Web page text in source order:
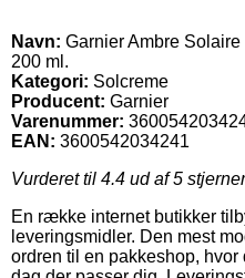
Navn: Garnier Ambre
200 ml.
Kategori: Solcreme
Producent: Garnier
Varenummer:
EAN: 3600542034241
Vurderet til 4.4 ud af 5
En række internet butikker
leveringsmidler. Den mest
ordren til en pakkeshop,